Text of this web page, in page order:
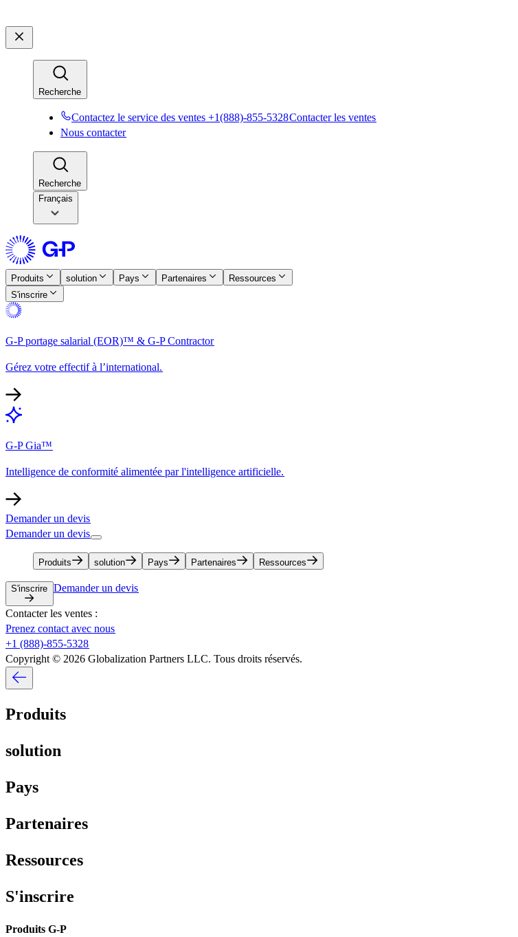
Recherche​​
Contactez le service des ventes +1(888)-855-5328​​Contacter les ventes​​
Nous contacter​​
Recherche​​
Français
Produits​​ solution​​ Pays​​ Partenaires​​
Ressources​​
S'inscrire​​
G-P portage salarial (EOR)™ & G-P Contractor​​
Gérez votre effectif à l’international.​​
G-P Gia™​​
Intelligence de conformité alimentée par l'intelligence artificielle.​​
Demander un devis​​
Demander un devis​​
Produits​​ solution​​ Pays​​ Partenaires​​ Ressources​​
S'inscrire​​ Demander un devis​​
Contacter les ventes :​​
Prenez contact avec nous​​
+1 (888)-855-5328​​
Copyright © 2026 Globalization Partners LLC. Tous droits réservés.​​
Produits​​
solution​​
Pays​​
Partenaires​​
Ressources​​
S'inscrire​​
Produits G-P​​